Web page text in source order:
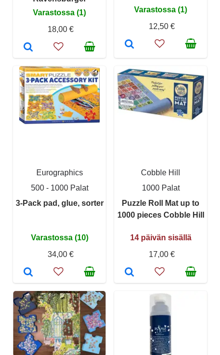
Varastossa (1)
18,00 €
Varastossa (1)
12,50 €
Eurographics
500 - 1000 Palat
3-Pack pad, glue, sorter
Varastossa (10)
34,00 €
Cobble Hill
1000 Palat
Puzzle Roll Mat up to
1000 pieces Cobble Hill
14 päivän sisällä
17,00 €